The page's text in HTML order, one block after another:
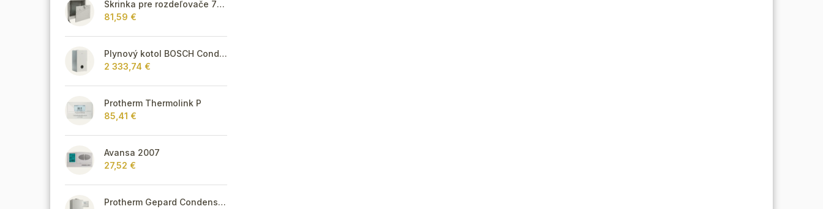
Skrinka pre rozdeľovače 715 mm - podomietková
81,59 €
Plynový kotol BOSCH Condens GC8700iW 30 P - Závesný kondenzačný vykurovací kotol
2 333,74 €
Protherm Thermolink P
85,41 €
Avansa 2007
27,52 €
Protherm Gepard Condens 18/25 MKV + Thermolink P